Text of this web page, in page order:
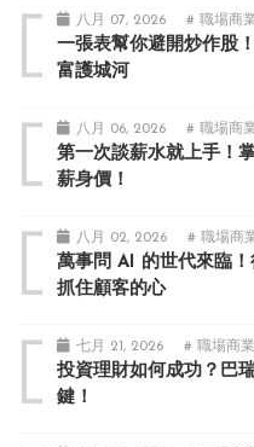
八月 07, 2026 # 職場商
一張表幫你避開炒作股
富護城河
八月 06, 2026 # 職場商
第一次談薪水就上手！
薪身價！
八月 02, 2026 # 職場商
萬事問 AI 的世代來臨
抓住顧客的心
七月 21, 2026 # 職場商
投資理財如何成功？巴
鍵！